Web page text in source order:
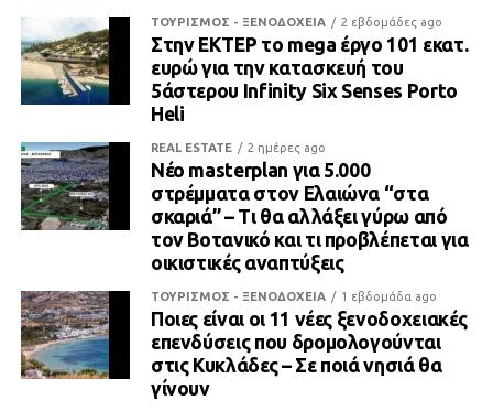
ΤΟΥΡΙΣΜΟΣ - ΞΕΝΟΔΟΧΕΙΑ 2 εβδομάδες ago
Στην ΕΚΤΕΡ το mega έργο 101 εκατ.
ευρώ για την κατασκευή του
5άστερου Infinity Six Senses Porto
Heli
REAL ESTATE 2 ημέρες ago
Νέο masterplan για 5.000
στρέμματα στον Ελαιώνα “στα
σκαριά” – Τι θα αλλάξει γύρω από
τον Βοτανικό και τι προβλέπεται για
οικιστικές αναπτύξεις
ΤΟΥΡΙΣΜΟΣ - ΞΕΝΟΔΟΧΕΙΑ 1 εβδομάδα ago
Ποιες είναι οι 11 νέες ξενοδοχειακές
επενδύσεις που δρομολογούνται
στις Κυκλάδες – Σε ποιά νησιά θα
γίνουν